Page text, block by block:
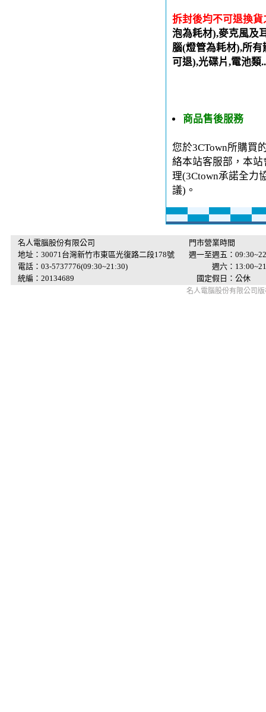
拆封後均不可退換
泡為耗材),麥克風及
腦(燈管為耗材),所
可退),光碟片,電池類
商品售後服務
您於3CTown所購買
絡本站客服部，本
理(3Ctown承諾全力
議)。
名人電腦股份有限公司
地址：30071台灣新竹市東區光復路二段178號
電話：03-5737776(09:30~21:30)
統編：20134689
門市營業時間
週一至週五：
週六：
國定假日：公休
名人電腦股份有限公司版